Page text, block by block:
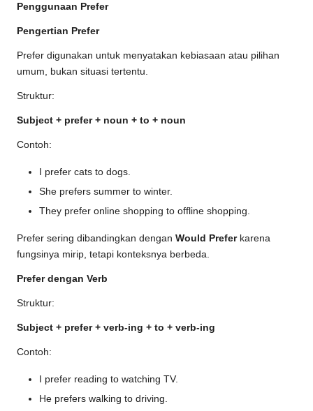
Penggunaan Prefer
Pengertian Prefer
Prefer digunakan untuk menyatakan kebiasaan atau pilihan
umum, bukan situasi tertentu.
Struktur:
Subject + prefer + noun + to + noun
Contoh:
I prefer cats to dogs.
She prefers summer to winter.
They prefer online shopping to offline shopping.
Prefer sering dibandingkan dengan Would Preferkarena
fungsinya mirip, tetapi konteksnya berbeda.
Prefer dengan Verb
Struktur:
Subject + prefer + verb-ing + to + verb-ing
Contoh:
I prefer reading to watching TV.
He prefers walking to driving.